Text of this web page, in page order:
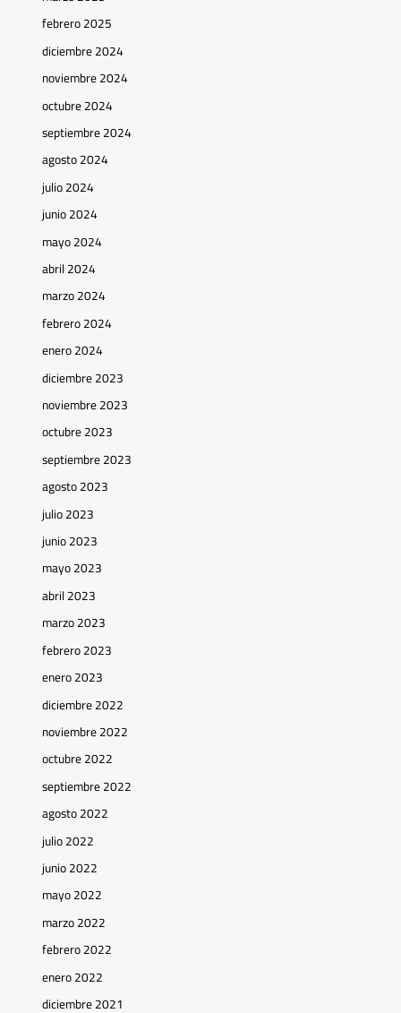
febrero 2025
diciembre 2024
noviembre 2024
octubre 2024
septiembre 2024
agosto 2024
julio 2024
junio 2024
mayo 2024
abril 2024
marzo 2024
febrero 2024
enero 2024
diciembre 2023
noviembre 2023
octubre 2023
septiembre 2023
agosto 2023
julio 2023
junio 2023
mayo 2023
abril 2023
marzo 2023
febrero 2023
enero 2023
diciembre 2022
noviembre 2022
octubre 2022
septiembre 2022
agosto 2022
julio 2022
junio 2022
mayo 2022
marzo 2022
febrero 2022
enero 2022
diciembre 2021